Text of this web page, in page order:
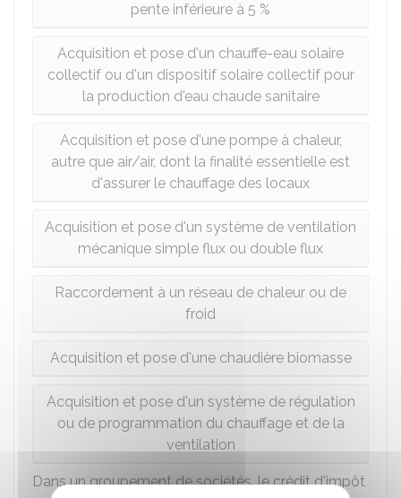
pente inférieure à 5 %
Acquisition et pose d'un chauffe-eau solaire
collectif ou d'un dispositif solaire collectif pour
la production d'eau chaude sanitaire
Acquisition et pose d'une pompe à chaleur,
autre que air/air, dont la finalité essentielle est
d'assurer le chauffage des locaux
Acquisition et pose d'un système de ventilation
mécanique simple flux ou double flux
Raccordement à un réseau de chaleur ou de
froid
Acquisition et pose d'une chaudière biomasse
Acquisition et pose d'un système de régulation
ou de programmation du chauffage et de la
ventilation
Dans un groupement de sociétés, le crédit d'impôt